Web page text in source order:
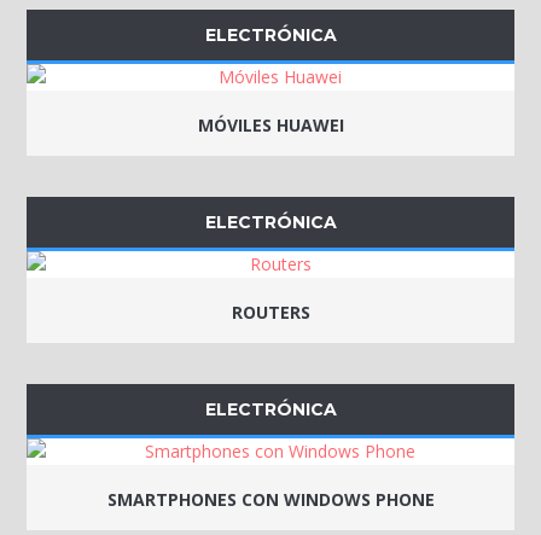
ELECTRÓNICA
MÓVILES HUAWEI
ELECTRÓNICA
ROUTERS
ELECTRÓNICA
SMARTPHONES CON WINDOWS PHONE